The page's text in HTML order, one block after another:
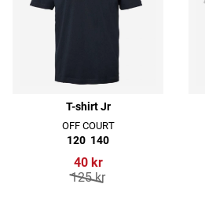
T-shirt Jr
OFF COURT
120 140
40 kr
125 kr